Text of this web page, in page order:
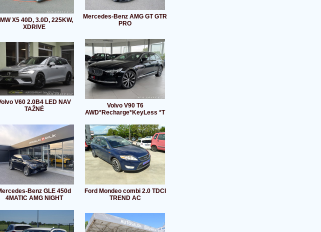
X5 40D, 3.0D, 225KW,
XDRIVE
Mercedes-Benz AMG GT GTR
PRO
V60 2.0B4 LED NAV
TAŽNÉ
Volvo V90 T6
AWD*Recharge*KeyLess *T
Benz GLE 450d
4MATIC AMG NIGHT
Ford Mondeo combi 2.0 TDCI
TREND AC